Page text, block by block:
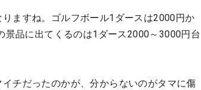
ますね。ゴルフボール1ダースは2000円か
品に出てくるのは1ダース2000～3000円台
チだったのかが、分からないのがタマに傷